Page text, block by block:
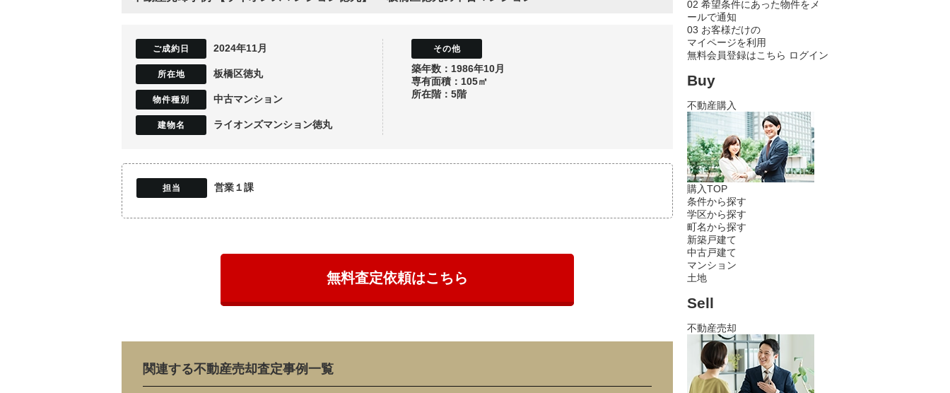
2024年11月
板橋区徳丸
中古マンション
ライオンズマンション徳丸
築年数：1986年10月
専有面積：105㎡
所在階：5階
営業１課
無料査定依頼はこちら
関連する不動産売却査定事例一覧
02 希望条件にあった物件をメ
ールで通知
03 お客様だけの
マイページを利用
無料会員登録はこちら ログイン
Buy
不動産購入
購入TOP
条件から探す
学区から探す
町名から探す
新築戸建て
中古戸建て
マンション
土地
Sell
不動産売却